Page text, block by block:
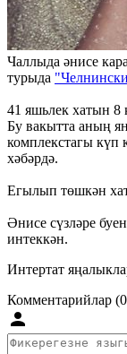
Чаллыда әнисе
турыда "Челнински
41 яшьлек хатын 8
Бу вакытта аның
комплекстагы күп
хәбәрдә.
Егылып төшкән
Әнисе сүзләре
интеккән.
Интертат
Комментарийлар